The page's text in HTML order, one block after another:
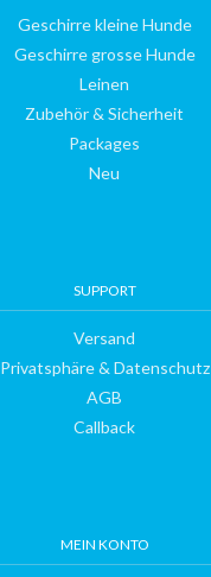
Geschirre kleine Hunde
Geschirre grosse Hunde
Leinen
Zubehör & Sicherheit
Packages
Neu
SUPPORT
Versand
Privatsphäre & Datenschutz
AGB
Callback
MEIN KONTO